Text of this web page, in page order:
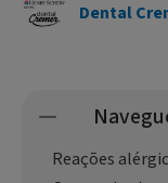
Dental
Reações